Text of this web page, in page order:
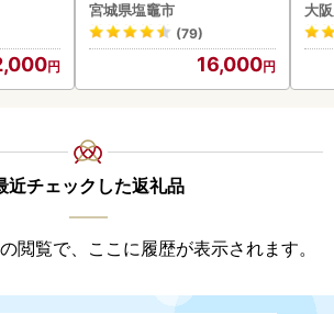
宮城県塩竈市
(79)
16,000
大
近チェックした返礼品
閲覧で、ここに履歴が表示されます。